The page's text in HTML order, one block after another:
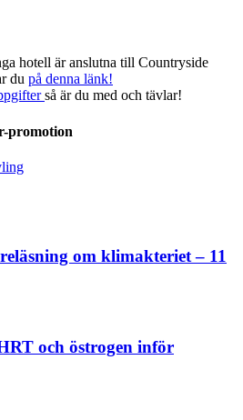
hotell är anslutna till Countryside
du på denna länk!
så är du med och tävlar!
om klimakteriet – 11
och östrogen inför